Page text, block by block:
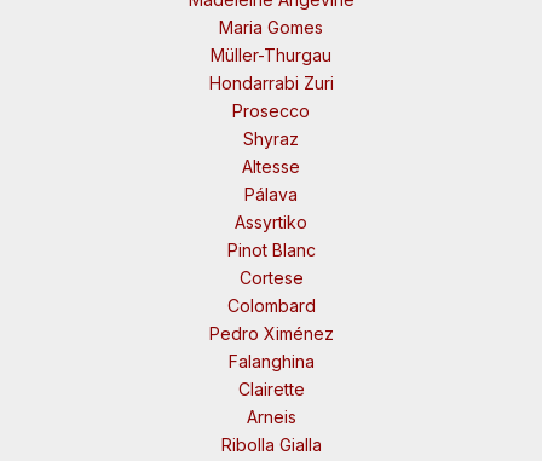
Maria Gomes
Müller-Thurgau
Hondarrabi Zuri
Prosecco
Shyraz
Altesse
Pálava
Assyrtiko
Pinot Blanc
Cortese
Colombard
Pedro Ximénez
Falanghina
Clairette
Arneis
Ribolla Gialla